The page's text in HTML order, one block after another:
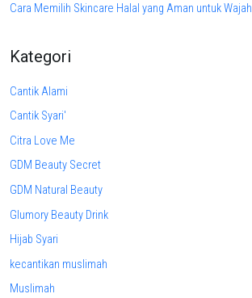
Cara Memilih Skincare Halal yang Aman untuk Wajah
Kategori
Cantik Alami
Cantik Syari'
Citra Love Me
GDM Beauty Secret
GDM Natural Beauty
Glumory Beauty Drink
Hijab Syari
kecantikan muslimah
Muslimah